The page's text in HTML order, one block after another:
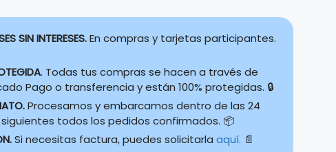
SIN INTERESES.En compras y tarjetas participantes.
. Todas tus compras se hacen a través de
Pago o transferencia y están 100% protegidas. 🔒
Procesamos y embarcamos dentro de las 24
todos los pedidos confirmados. 📦
Si necesitas factura, puedes solicitarla aquí. 📄